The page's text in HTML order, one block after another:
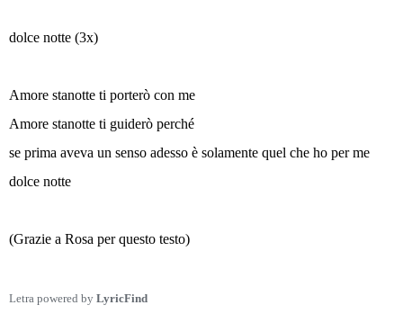
dolce notte (3x)
Amore stanotte ti porterò con me
Amore stanotte ti guiderò perché
se prima aveva un senso adesso è solamente quel che ho per me
dolce notte
(Grazie a Rosa per questo testo)
Letra powered by LyricFind